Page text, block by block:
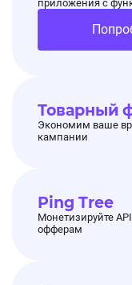
приложения с
Товарный
Экономим ваше
кампании
Ping Tree
Монетизируйте
офферам